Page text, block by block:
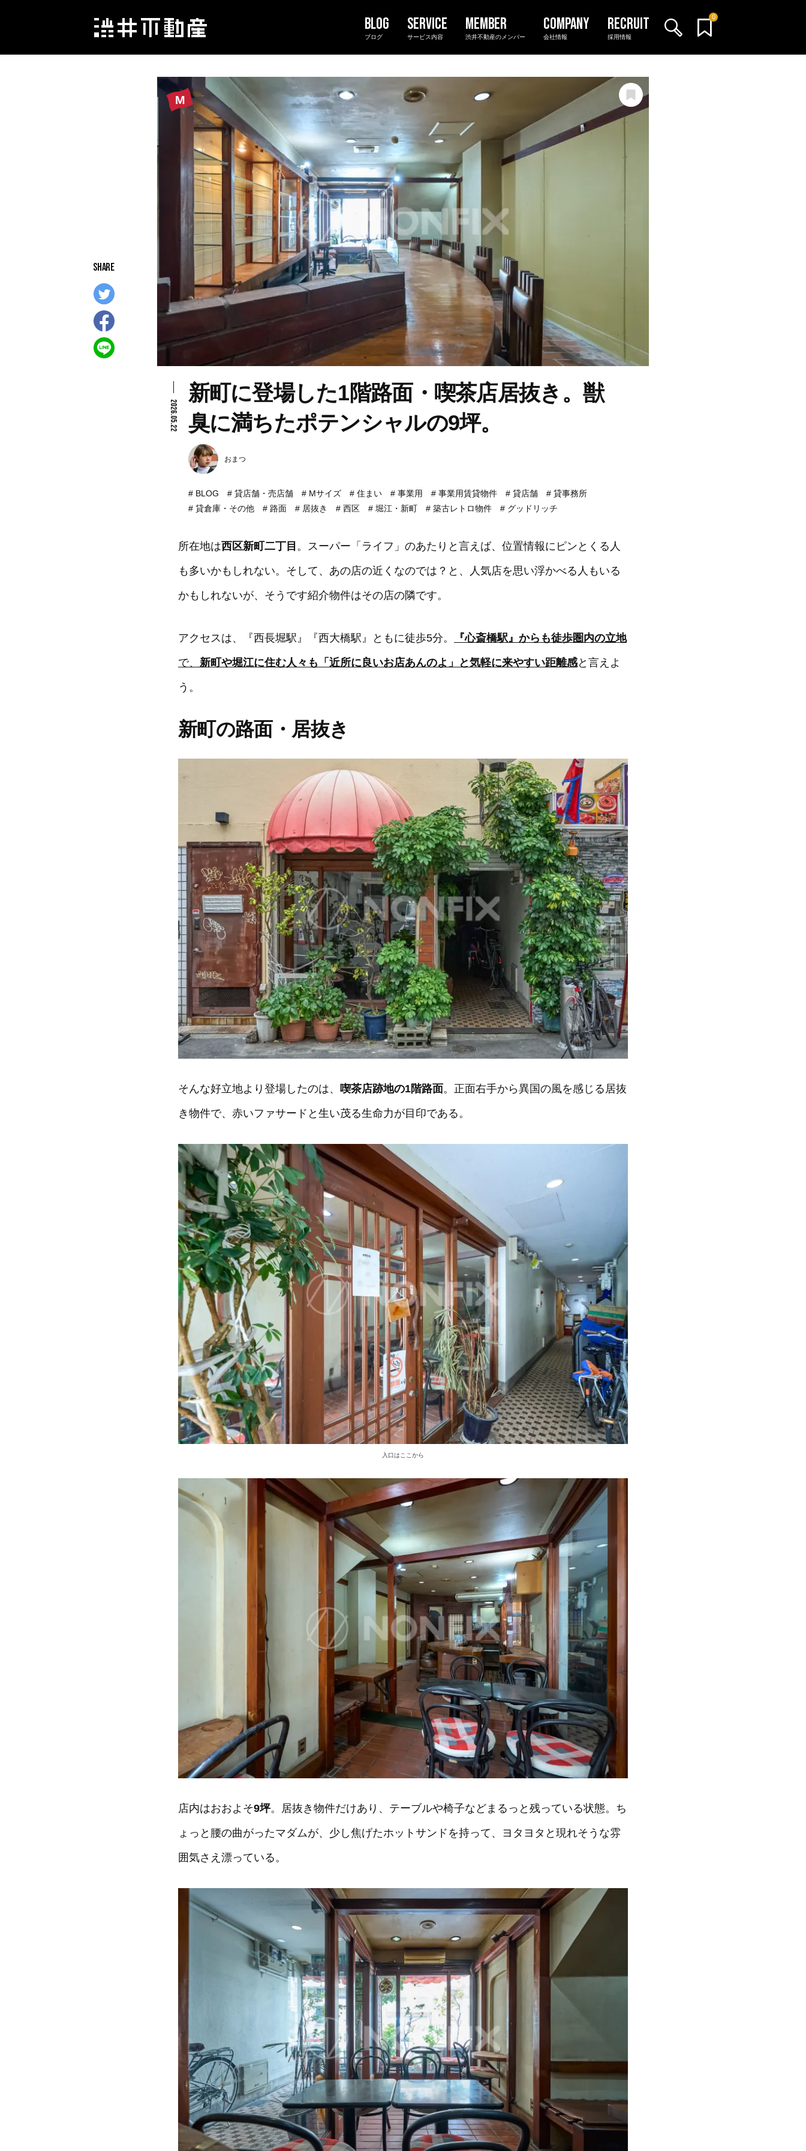
0
ブログ サービス内容 渋井不動産のメンバー 会社情報 採用情報
2026.05.22
新町に登場した1階路面・喫茶店居抜き。獣
臭に満ちたポテンシャルの9坪。
おまつ
BLOG 貸店舗・売店舗 Mサイズ 住まい 事業用 事業用賃貸物件 貸店舗
貸事務所
貸倉庫・その他
路面 居抜き 西区 堀江・新町 築古レトロ物件 グッドリッチ
所在地は西区新町二丁目 。スーパー「ライフ」のあたりと言えば、位置情報にピンとくる人
も多いかもしれない。そして、あの店の近くなのでは？と、人気店を思い浮かべる人もいる
かもしれないが、そうです紹介物件はその店の隣です。
アクセスは、『西長堀駅』『西大橋駅』ともに徒歩5分。 『心斎橋駅』からも徒歩圏内の立地
で、 新町や堀江に住む人々も「近所に良いお店あんのよ」と気軽に来やすい距離感と言えよ
う。
新町の路面・居抜き
そんな好立地より登場したのは、 喫茶店跡地の1階路面。正面右手から異国の風を感じる居抜
き物件で、赤いファサードと生い茂る生命力が目印である。
入口はここから
店内はおおよそ9坪。居抜き物件だけあり、テーブルや椅子などまるっと残っている状態。ち
ょっと腰の曲がったマダムが、少し焦げたホットサンドを持って、ヨタヨタと現れそうな雰
囲気さえ漂っている。